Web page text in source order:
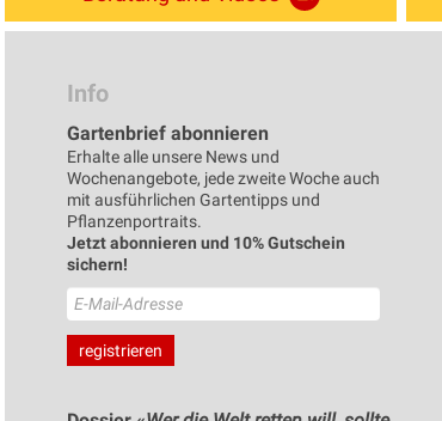
Info
Gartenbrief abonnieren
Erhalte alle unsere News und
Wochenangebote, jede zweite Woche auch
mit ausführlichen Gartentipps und
Pflanzenportraits.
Jetzt abonnieren und 10% Gutschein
sichern!